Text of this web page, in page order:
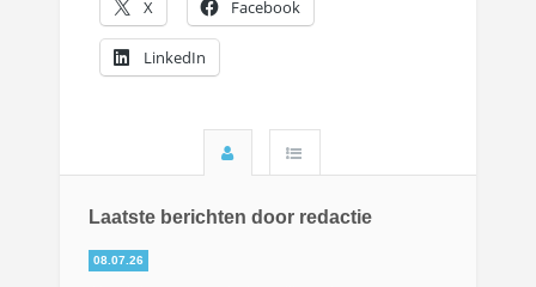
X Facebook
LinkedIn
Laatste berichten door redactie
08.07.26